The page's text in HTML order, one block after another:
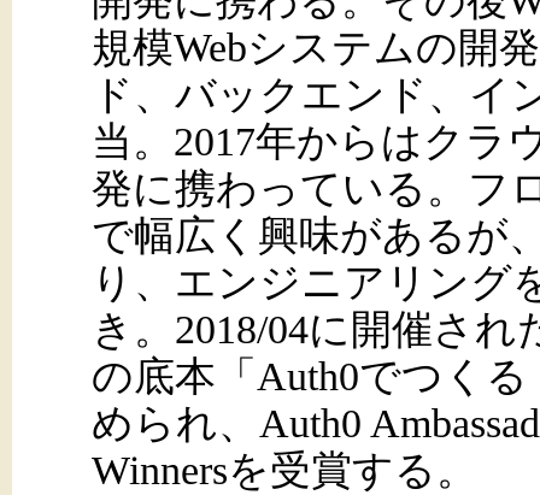
規模Webシステムの開
ド、バックエンド、イ
当。2017年からはクラ
発に携わっている。フ
で幅広く興味があるが
り、エンジニアリング
き。2018/04に開催さ
の底本「Auth0でつく
められ、Auth0
Winnersを受賞する。